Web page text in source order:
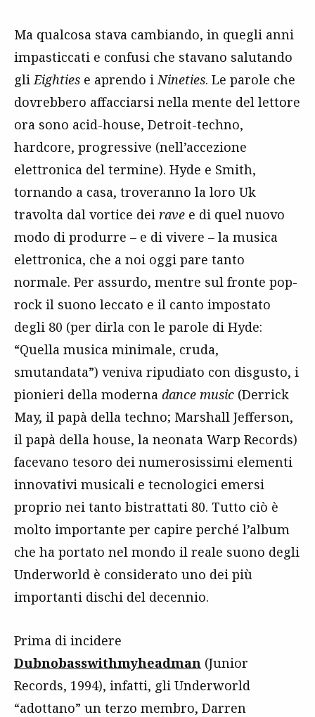
Ma qualcosa stava cambiando, in quegli anni
impasticcati e confusi che stavano salutando
gli Eighties e aprendo i Nineties. Le parole che
dovrebbero affacciarsi nella mente del lettore
ora sono acid-house, Detroit-techno,
hardcore, progressive (nell’accezione
elettronica del termine). Hyde e Smith,
tornando a casa, troveranno la loro Uk
travolta dal vortice dei rave e di quel nuovo
modo di produrre – e di vivere – la musica
elettronica, che a noi oggi pare tanto
normale. Per assurdo, mentre sul fronte pop-
rock il suono leccato e il canto impostato
degli 80 (per dirla con le parole di Hyde:
“Quella musica minimale, cruda,
smutandata”) veniva ripudiato con disgusto, i
pionieri della moderna dance music (Derrick
May, il papà della techno; Marshall Jefferson,
il papà della house, la neonata Warp Records)
facevano tesoro dei numerosissimi elementi
innovativi musicali e tecnologici emersi
proprio nei tanto bistrattati 80. Tutto ciò è
molto importante per capire perché l’album
che ha portato nel mondo il reale suono degli
Underworld è considerato uno dei più
importanti dischi del decennio.
Prima di incidere
Dubnobasswithmyheadman (Junior
Records, 1994), infatti, gli Underworld
“adottano” un terzo membro, Darren